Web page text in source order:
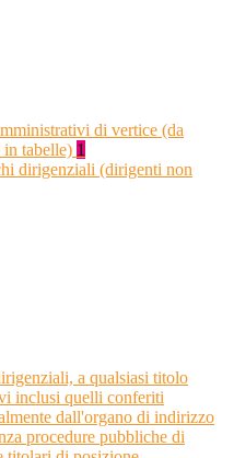
di vertice (da
in tabelle) 1
dirigenziali (dirigenti non
a qualsiasi titolo
inclusi quelli conferiti
dall'organo di indirizzo
procedure pubbliche di